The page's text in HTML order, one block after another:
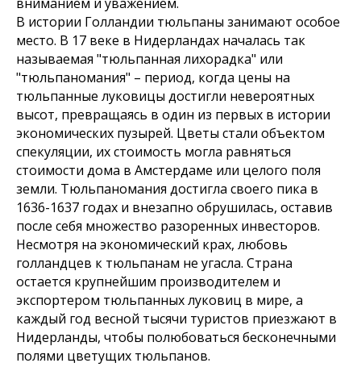
В истории Голландии тюльпаны занимают особое
место. В 17 веке в Нидерландах началась так
называемая "тюльпанная лихорадка" или
"тюльпаномания" – период, когда цены на
тюльпанные луковицы достигли невероятных
высот, превращаясь в один из первых в истории
экономических пузырей. Цветы стали объектом
спекуляции, их стоимость могла равняться
стоимости дома в Амстердаме или целого поля
земли. Тюльпаномания достигла своего пика в
1636-1637 годах и внезапно обрушилась, оставив
после себя множество разоренных инвесторов.
Несмотря на экономический крах, любовь
голландцев к тюльпанам не угасла. Страна
остается крупнейшим производителем и
экспортером тюльпанных луковиц в мире, а
каждый год весной тысячи туристов приезжают в
Нидерланды, чтобы полюбоваться бесконечными
полями цветущих тюльпанов.